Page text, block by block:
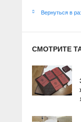
Вернуться в
СМОТРИТЕ